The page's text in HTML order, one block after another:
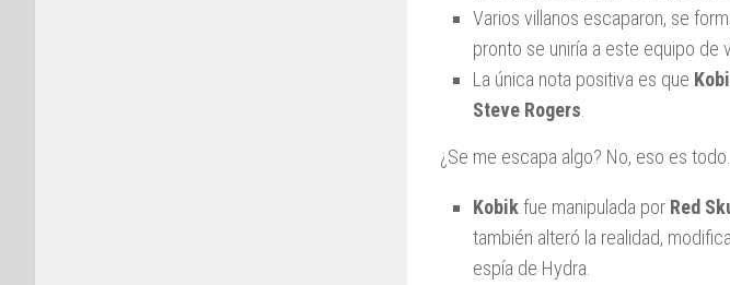
Varios villanos escaparon, se
pronto se uniría a este equipo de
La única nota positiva es que
Steve Rogers
¿Se me escapa algo? No, eso es
Kobikfue manipulada por Red
también alteró la realidad,
espía de Hydra.